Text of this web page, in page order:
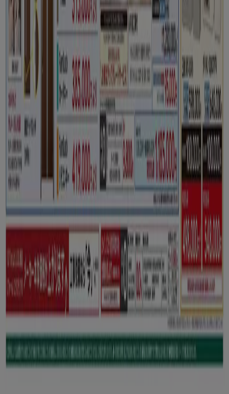
私たちが行うこと
ビジネスソリューションをみる
ニュース・メディア
ビジネス契約
お問い合わせ
マーケテイング＆ビジネスリクエスト
地図上で店舗が誤った場所にあります
週にいちど広告のフィードバック
技術的な問題と一般的なフィードバック
検索方法
ブランド
地元ブランド
割引情報
近くのお店
製品紹介
地元産品
Tiendeoアプリ